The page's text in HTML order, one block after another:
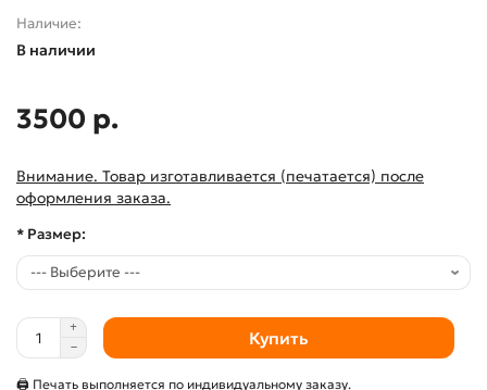
Наличие:
В наличии
3500 р.
Внимание. Товар изготавливается (печатается) после
оформления заказа.
* Размер:
Купить
🖨 Печать выполняется по индивидуальному заказу.